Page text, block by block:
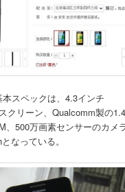
スペックは、4.3インチ
クリーン、Qualcomm製の
、500万画素センサーのカメ
なっている。